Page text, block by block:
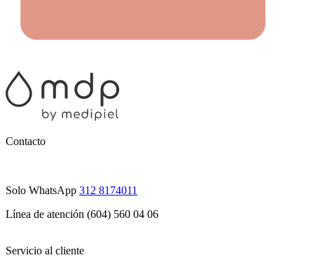
Contacto
Solo WhatsApp 312 8174011
Línea de atención (604) 560 04 06
Servicio al cliente